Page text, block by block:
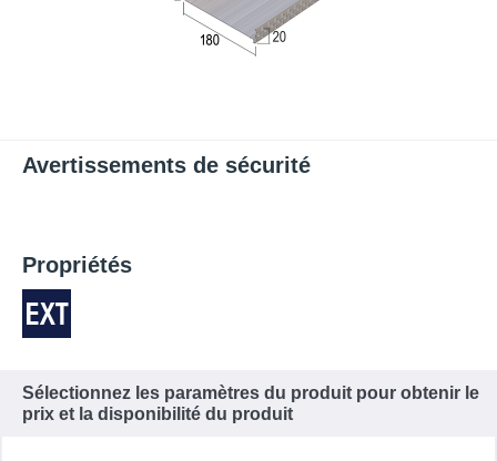
Avertissements de sécurité
Propriétés
Sélectionnez les paramètres du produit pour obtenir le
prix et la disponibilité du produit